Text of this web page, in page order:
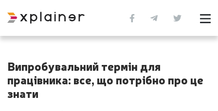
Випробувальний термін для
працівника: все, що потрібно про це
знати